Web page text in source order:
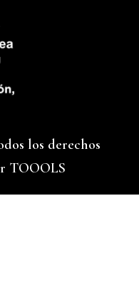
los derechos
TOOOLS